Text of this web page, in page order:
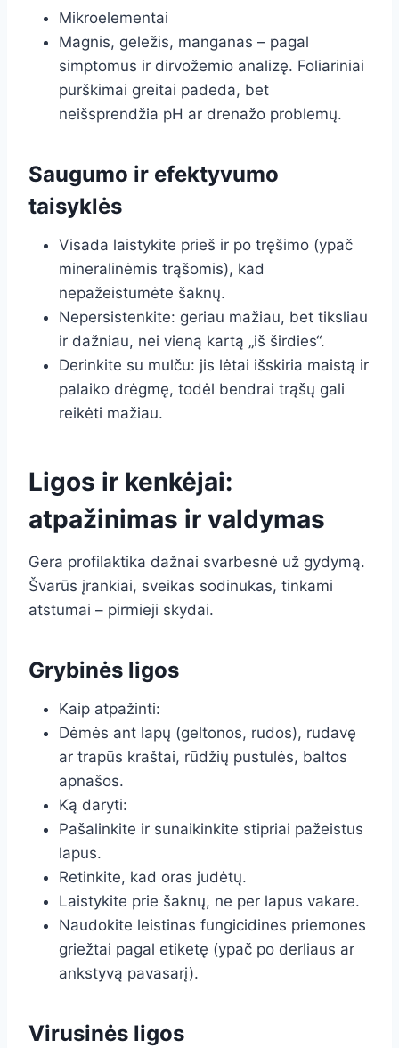
Mikroelementai
Magnis, geležis, manganas – pagal
simptomus ir dirvožemio analizę. Foliariniai
purškimai greitai padeda, bet
neišsprendžia pH ar drenažo problemų.
Saugumo ir efektyvumo
taisyklės
Visada laistykite prieš ir po tręšimo (ypač
mineralinėmis trąšomis), kad
nepažeistumėte šaknų.
Nepersistenkite: geriau mažiau, bet tiksliau
ir dažniau, nei vieną kartą „iš širdies“.
Derinkite su mulču: jis lėtai išskiria maistą ir
palaiko drėgmę, todėl bendrai trąšų gali
reikėti mažiau.
Ligos ir kenkėjai:
atpažinimas ir valdymas
Gera profilaktika dažnai svarbesnė už gydymą.
Švarūs įrankiai, sveikas sodinukas, tinkami
atstumai – pirmieji skydai.
Grybinės ligos
Kaip atpažinti:
Dėmės ant lapų (geltonos, rudos), rudavę
ar trapūs kraštai, rūdžių pustulės, baltos
apnašos.
Ką daryti:
Pašalinkite ir sunaikinkite stipriai pažeistus
lapus.
Retinkite, kad oras judėtų.
Laistykite prie šaknų, ne per lapus vakare.
Naudokite leistinas fungicidines priemones
griežtai pagal etiketę (ypač po derliaus ar
ankstyvą pavasarį).
Virusinės ligos